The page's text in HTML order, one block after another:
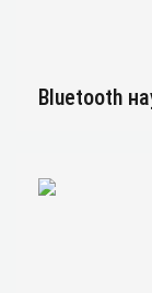
Bluetooth